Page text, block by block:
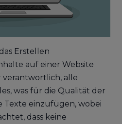
Erstellen
auf einer Website
verantwortlich, alle
was für die Qualität der
Texte einzufügen, wobei
dass keine